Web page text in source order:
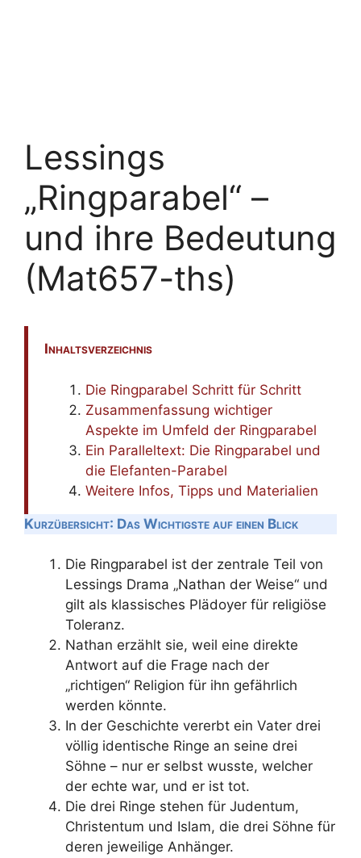
Lessings
„Ringparabel“ –
und ihre Bedeutung
(Mat657-ths)
Inhaltsverzeichnis
Die Ringparabel Schritt für Schritt
Zusammenfassung wichtiger
Aspekte im Umfeld der Ringparabel
Ein Paralleltext: Die Ringparabel und
die Elefanten-Parabel
Weitere Infos, Tipps und Materialien
Kurzübersicht: Das Wichtigste auf einen Blick
Die Ringparabel ist der zentrale Teil von
Lessings Drama „Nathan der Weise“ und
gilt als klassisches Plädoyer für religiöse
Toleranz.
Nathan erzählt sie, weil eine direkte
Antwort auf die Frage nach der
„richtigen“ Religion für ihn gefährlich
werden könnte.
In der Geschichte vererbt ein Vater drei
völlig identische Ringe an seine drei
Söhne – nur er selbst wusste, welcher
der echte war, und er ist tot.
Die drei Ringe stehen für Judentum,
Christentum und Islam, die drei Söhne für
deren jeweilige Anhänger.